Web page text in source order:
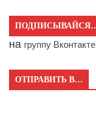
на группу Вконтакте
ОТПРАВИТЬ В…